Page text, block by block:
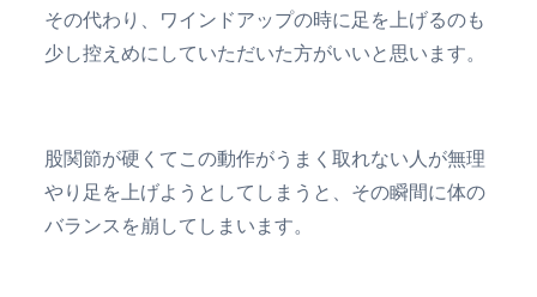
その代わり、ワインドアップの時に足を上げるのも
少し控えめにしていただいた方がいいと思います。
股関節が硬くてこの動作がうまく取れない人が無理
やり足を上げようとしてしまうと、その瞬間に体の
バランスを崩してしまいます。